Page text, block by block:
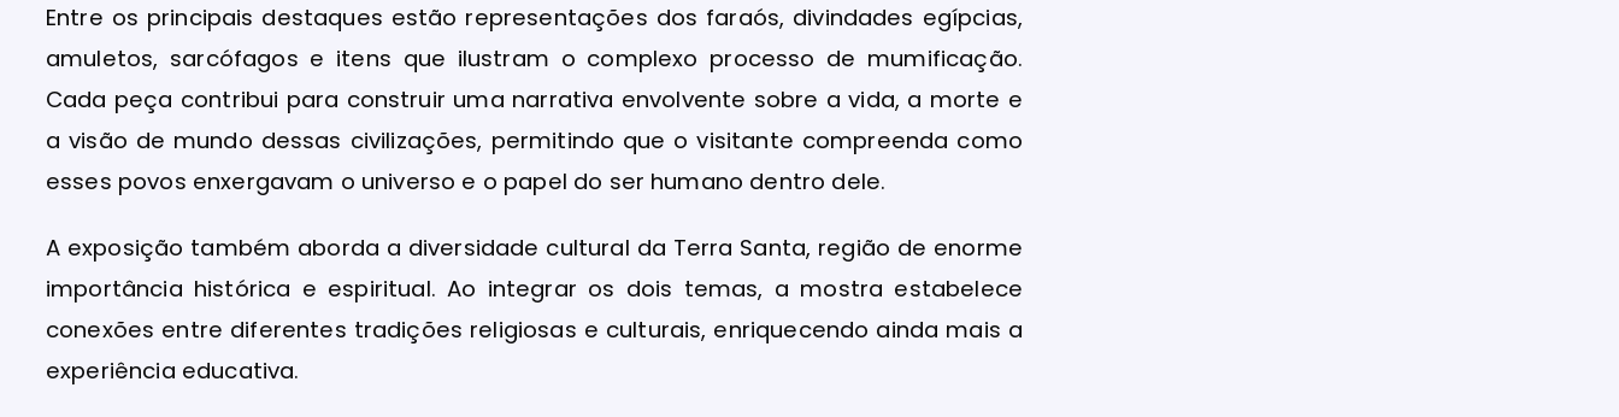
Entre os principais destaques estão representações dos faraós, divindades egípcias,
amuletos, sarcófagos e itens que ilustram o complexo processo de mumificação.
Cada peça contribui para construir uma narrativa envolvente sobre a vida, a morte e
a visão de mundo dessas civilizações, permitindo que o visitante compreenda como
esses povos enxergavam o universo e o papel do ser humano dentro dele.
A exposição também aborda a diversidade cultural da Terra Santa, região de enorme
importância histórica e espiritual. Ao integrar os dois temas, a mostra estabelece
conexões entre diferentes tradições religiosas e culturais, enriquecendo ainda mais a
experiência educativa.